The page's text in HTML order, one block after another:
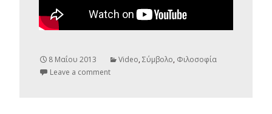
8 Μαΐου 2013 Video, Σύμβολο, Φιλοσοφία
Leave a comment